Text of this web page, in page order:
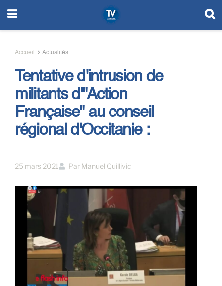
Accueil Actualités
Tentative d'intrusion de
militants d'"Action
Française" au conseil
régional d'Occitanie :
25 mars 2021 Par Manuel Quillivic